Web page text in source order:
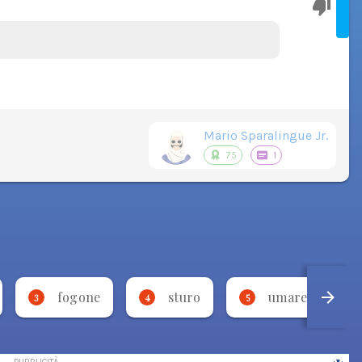
Mario Sparalingue Jr.
75 1
3 fogone 4 sturo 5 umarell